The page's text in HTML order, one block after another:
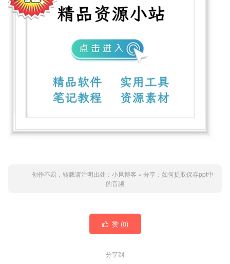
创作不易，转载请注明出处： 小风博客 » 分享：如何提取保存ppt中
的音频
 赞 (0)
分享到